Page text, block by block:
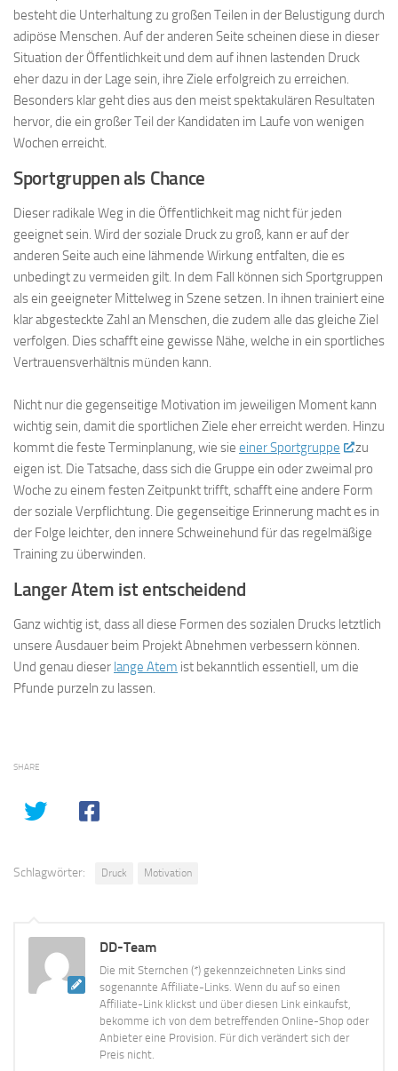
besteht die Unterhaltung zu großen Teilen in der Belustigung durch
adipöse Menschen. Auf der anderen Seite scheinen diese in dieser
Situation der Öffentlichkeit und dem auf ihnen lastenden Druck
eher dazu in der Lage sein, ihre Ziele erfolgreich zu erreichen.
Besonders klar geht dies aus den meist spektakulären Resultaten
hervor, die ein großer Teil der Kandidaten im Laufe von wenigen
Wochen erreicht.
Sportgruppen als Chance
Dieser radikale Weg in die Öffentlichkeit mag nicht für jeden
geeignet sein. Wird der soziale Druck zu groß, kann er auf der
anderen Seite auch eine lähmende Wirkung entfalten, die es
unbedingt zu vermeiden gilt. In dem Fall können sich Sportgruppen
als ein geeigneter Mittelweg in Szene setzen. In ihnen trainiert eine
klar abgesteckte Zahl an Menschen, die zudem alle das gleiche Ziel
verfolgen. Dies schafft eine gewisse Nähe, welche in ein sportliches
Vertrauensverhältnis münden kann.
Nicht nur die gegenseitige Motivation im jeweiligen Moment kann
wichtig sein, damit die sportlichen Ziele eher erreicht werden. Hinzu
kommt die feste Terminplanung, wie sie einer Sportgruppe
zu
eigen ist. Die Tatsache, dass sich die Gruppe ein oder zweimal pro
Woche zu einem festen Zeitpunkt trifft, schafft eine andere Form
der soziale Verpflichtung. Die gegenseitige Erinnerung macht es in
der Folge leichter, den innere Schweinehund für das regelmäßige
Training zu überwinden.
Langer Atem ist entscheidend
Ganz wichtig ist, dass all diese Formen des sozialen Drucks letztlich
unsere Ausdauer beim Projekt Abnehmen verbessern können.
Und genau dieser lange Atem ist bekanntlich essentiell, um die
Pfunde purzeln zu lassen.
SHARE
Schlagwörter: Druck Motivation
DD-Team
Die mit Sternchen (*) gekennzeichneten Links sind
sogenannte Affiliate-Links. Wenn du auf so einen
Affiliate-Link klickst und über diesen Link einkaufst,
bekomme ich von dem betreffenden Online-Shop oder
Anbieter eine Provision. Für dich verändert sich der
Preis nicht.